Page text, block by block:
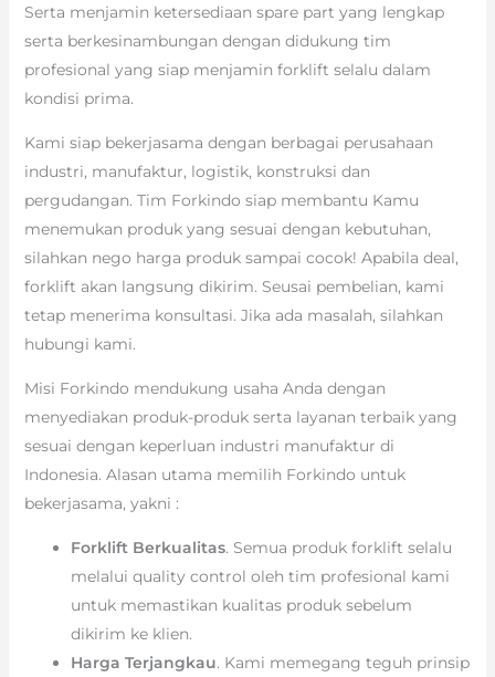
Serta menjamin ketersediaan spare part yang lengkap
serta berkesinambungan dengan didukung tim
profesional yang siap menjamin forklift selalu dalam
kondisi prima.
Kami siap bekerjasama dengan berbagai perusahaan
industri, manufaktur, logistik, konstruksi dan
pergudangan. Tim Forkindo siap membantu Kamu
menemukan produk yang sesuai dengan kebutuhan,
silahkan nego harga produk sampai cocok! Apabila deal,
forklift akan langsung dikirim. Seusai pembelian, kami
tetap menerima konsultasi. Jika ada masalah, silahkan
hubungi kami.
Misi Forkindo mendukung usaha Anda dengan
menyediakan produk-produk serta layanan terbaik yang
sesuai dengan keperluan industri manufaktur di
Indonesia. Alasan utama memilih Forkindo untuk
bekerjasama, yakni :
Forklift Berkualitas. Semua produk forklift selalu
melalui quality control oleh tim profesional kami
untuk memastikan kualitas produk sebelum
dikirim ke klien.
Harga Terjangkau. Kami memegang teguh prinsip